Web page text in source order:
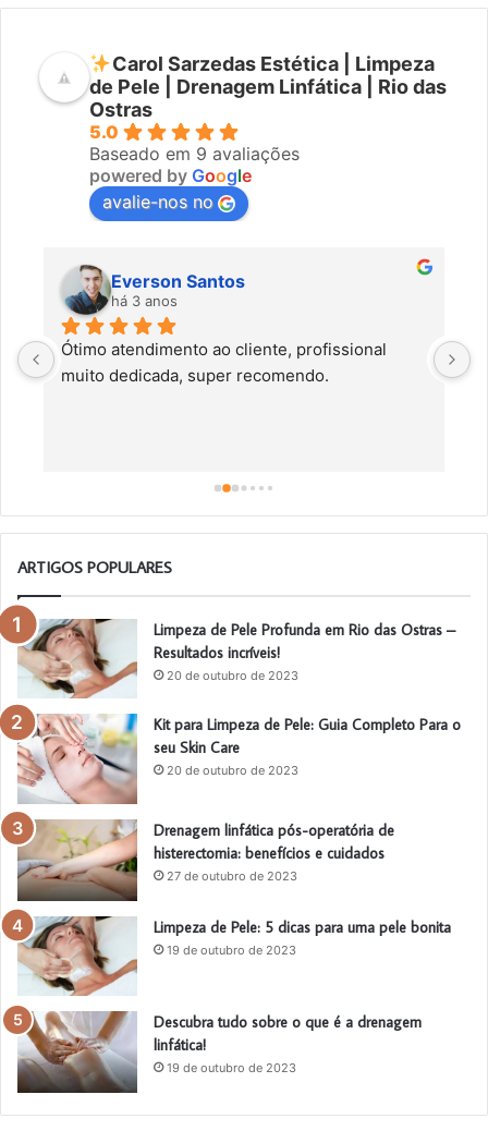
Carol Sarzedas Estética | Limpeza
de Pele | Drenagem Linfática | Rio das
Ostras
5.0
Baseado em 9 avaliações
powered by Google
avalie-nos no
Everson Santos
há 3 anos
Ótimo atendimento ao cliente, profissional
muito dedicada, super recomendo.
ARTIGOS POPULARES
Limpeza de Pele Profunda em Rio das Ostras –
Resultados incríveis!
20 de outubro de 2023
Kit para Limpeza de Pele: Guia Completo Para o
seu Skin Care
20 de outubro de 2023
Drenagem linfática pós-operatória de
histerectomia: benefícios e cuidados
27 de outubro de 2023
Limpeza de Pele: 5 dicas para uma pele bonita
19 de outubro de 2023
Descubra tudo sobre o que é a drenagem
linfática!
19 de outubro de 2023